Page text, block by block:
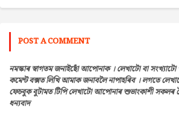
POST A COMMENT
নমস্কাৰ স্বাগতম জনাইছোঁ আপোনাক । লেখাটো বা
কমেন্ট বক্সত লিখি আমাক জনাবলৈ নাপাহৰিব । লগতে
ফেচবুক বুটামত টিপি লেখাটো আপোনাৰ শুভাংকাশী সকলৰ
ধন্যবাদ